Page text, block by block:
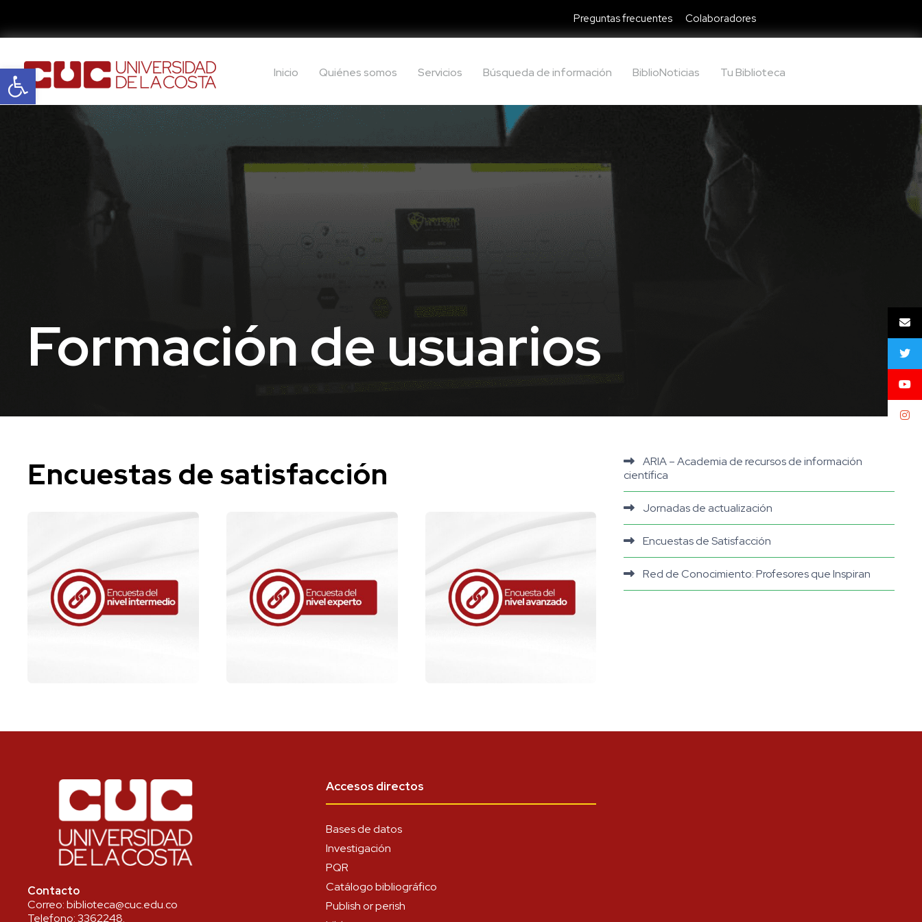
Abrir barra de herramientas
Preguntas frecuentes Colaboradores
Inicio Quiénes somos Servicios Búsqueda de información BiblioNoticias Tu Biblioteca
Formación de usuarios
Encuestas de satisfacción
ARIA – Academia de recursos de información
científica
Jornadas de actualización
Encuestas de Satisfacción
Red de Conocimiento: Profesores que Inspiran
Contacto
Correo:biblioteca@cuc.edu.co
Telefono:3362248.
Accesos directos
Bases de datos
Investigación
PQR
Catálogo bibliográfico
Publish or perish